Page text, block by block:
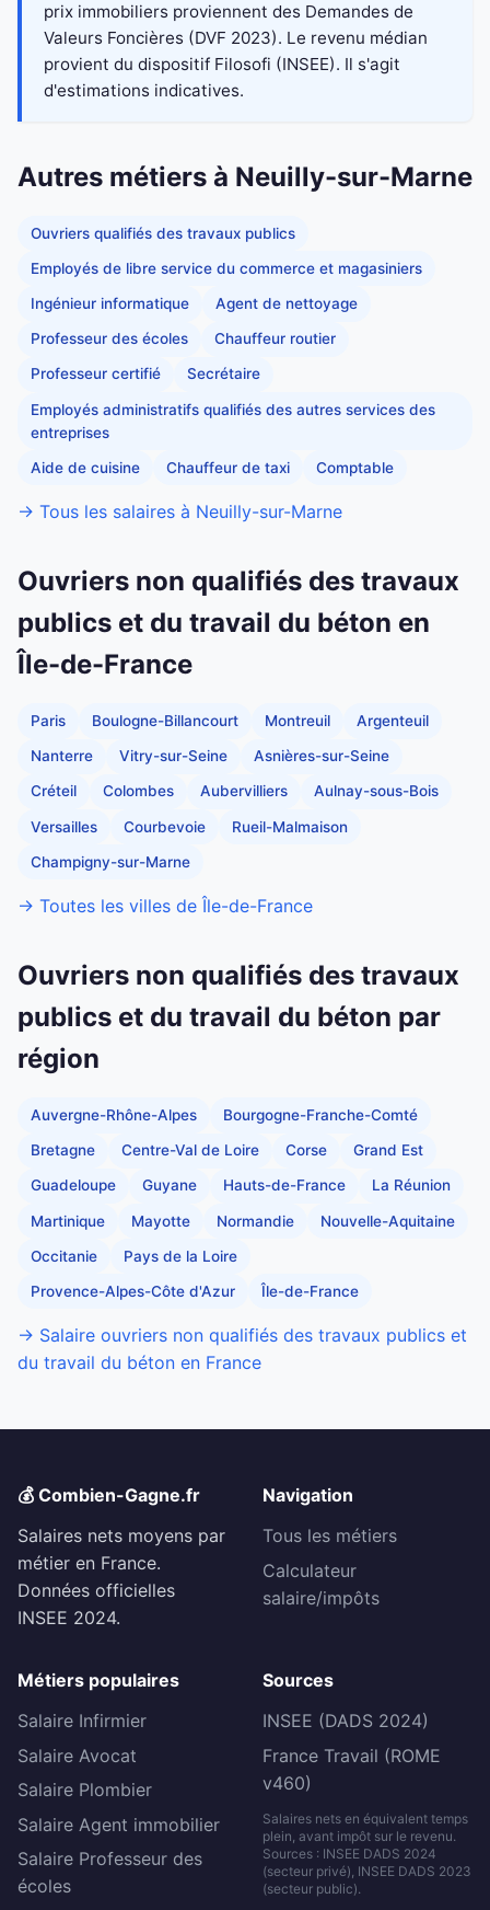
prix immobiliers proviennent des Demandes de
Valeurs Foncières (DVF 2023). Le revenu médian
provient du dispositif Filosofi (INSEE). Il s'agit
d'estimations indicatives.
Autres métiers à Neuilly-sur-Marne
Ouvriers qualifiés des travaux publics
Employés de libre service du commerce et magasiniers
Ingénieur informatique Agent de nettoyage
Professeur des écoles Chauffeur routier
Professeur certifié Secrétaire
Employés administratifs qualifiés des autres services des
entreprises
Aide de cuisine Chauffeur de taxi Comptable
→ Tous les salaires à Neuilly-sur-Marne
Ouvriers non qualifiés des travaux
publics et du travail du béton en
Île-de-France
Paris Boulogne-Billancourt Montreuil Argenteuil
Nanterre Vitry-sur-Seine Asnières-sur-Seine
Créteil Colombes Aubervilliers Aulnay-sous-Bois
Versailles Courbevoie Rueil-Malmaison
Champigny-sur-Marne
→ Toutes les villes de Île-de-France
Ouvriers non qualifiés des travaux
publics et du travail du béton par
région
Auvergne-Rhône-Alpes Bourgogne-Franche-Comté
Bretagne Centre-Val de Loire Corse Grand Est
Guadeloupe Guyane Hauts-de-France La Réunion
Martinique Mayotte Normandie Nouvelle-Aquitaine
Occitanie Pays de la Loire
Provence-Alpes-Côte d'Azur Île-de-France
→ Salaire ouvriers non qualifiés des travaux publics et
du travail du béton en France
💰 Combien-Gagne.fr
Salaires nets moyens par
métier en France.
Données officielles
INSEE 2024.
Navigation
Tous les métiers
Calculateur
salaire/impôts
Métiers populaires
Salaire Infirmier
Salaire Avocat
Salaire Plombier
Salaire Agent immobilier
Salaire Professeur des
écoles
Sources
INSEE (DADS 2024)
France Travail (ROME
v460)
Salaires nets en équivalent temps
plein, avant impôt sur le revenu.
Sources : INSEE DADS 2024
(secteur privé), INSEE DADS 2023
(secteur public).